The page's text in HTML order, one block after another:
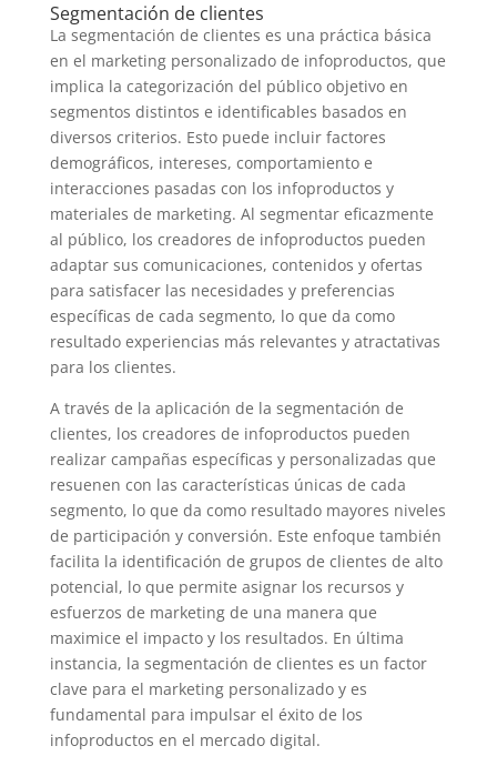
Segmentación de clientes
La segmentación de clientes es una práctica básica
en el marketing personalizado de infoproductos, que
implica la categorización del público objetivo en
segmentos distintos e identificables basados en
diversos criterios. Esto puede incluir factores
demográficos, intereses, comportamiento e
interacciones pasadas con los infoproductos y
materiales de marketing. Al segmentar eficazmente
al público, los creadores de infoproductos pueden
adaptar sus comunicaciones, contenidos y ofertas
para satisfacer las necesidades y preferencias
específicas de cada segmento, lo que da como
resultado experiencias más relevantes y atractativas
para los clientes.
A través de la aplicación de la segmentación de
clientes, los creadores de infoproductos pueden
realizar campañas específicas y personalizadas que
resuenen con las características únicas de cada
segmento, lo que da como resultado mayores niveles
de participación y conversión. Este enfoque también
facilita la identificación de grupos de clientes de alto
potencial, lo que permite asignar los recursos y
esfuerzos de marketing de una manera que
maximice el impacto y los resultados. En última
instancia, la segmentación de clientes es un factor
clave para el marketing personalizado y es
fundamental para impulsar el éxito de los
infoproductos en el mercado digital.